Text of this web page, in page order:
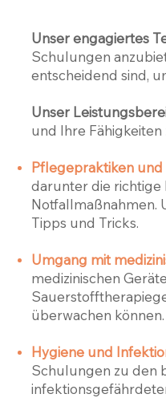
Unser engagiertes
Schulungen
entscheidend sind,
Unser
und Ihre Fähigkeiten
Pflegepraktiken und
darunter die richtige
Notfallmaßnahmen.
Tipps und Tricks.
Umgang mit
medizinischen
überwachen können.
Hygiene und
Schulungen zu den